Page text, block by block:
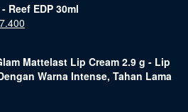
Reef EDP 30ml
Mattelast Lip Cream 2.9 g - Lip
Warna Intense, Tahan Lama